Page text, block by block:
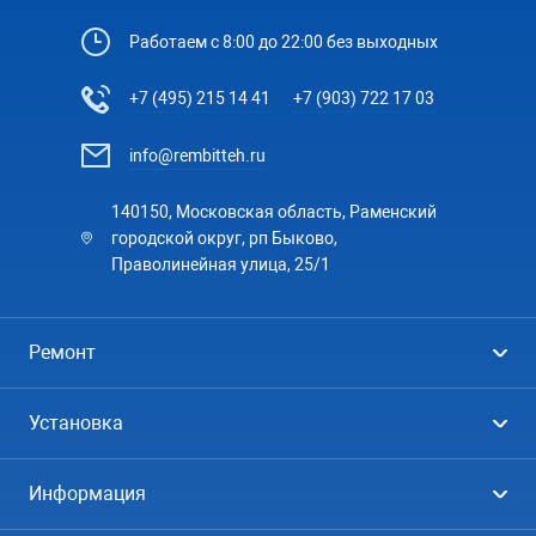
Работаем с 8:00 до 22:00 без выходных
+7 (495) 215 14 41 +7 (903) 722 17 03
info@rembitteh.ru
140150, Московская область, Раменский
городской округ, рп Быково,
Праволинейная улица, 25/1
Ремонт
Посудомоечные машины
Установка
Информация